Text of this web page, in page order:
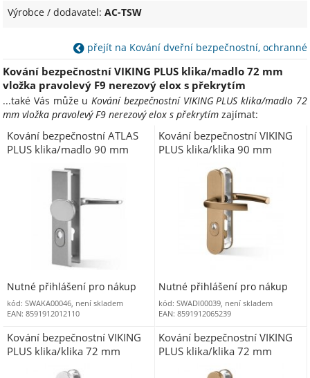
Výrobce / dodavatel:AC-TSW
přejít na Kování dveřní bezpečnostní, ochranné
Kování bezpečnostní VIKING PLUS klika/madlo 72 mm
vložka pravolevý F9 nerezový elox s překrytím
...také Vás může u Kování bezpečnostní VIKING PLUS klika/madlo 72
mm vložka pravolevý F9 nerezový elox s překrytím zajímat:
Kování bezpečnostní ATLAS
PLUS klika/madlo 90 mm
Nutné přihlášení pro nákup
kód: SWAKA00046, není skladem
EAN: 8591912012110
Kování bezpečnostní VIKING
PLUS klika/klika 90 mm
Nutné přihlášení pro nákup
kód: SWADI00039, není skladem
EAN: 8591912065239
Kování bezpečnostní VIKING
PLUS klika/klika 72 mm
Kování bezpečnostní VIKING
PLUS klika/klika 72 mm